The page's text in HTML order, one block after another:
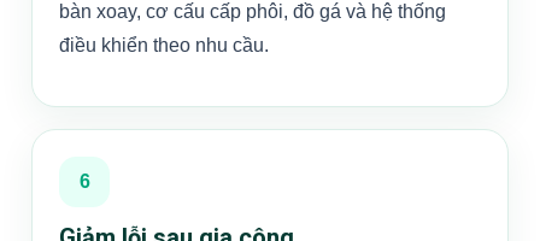
bàn xoay, cơ cấu cấp phôi, đồ gá và hệ thống
điều khiển theo nhu cầu.
6